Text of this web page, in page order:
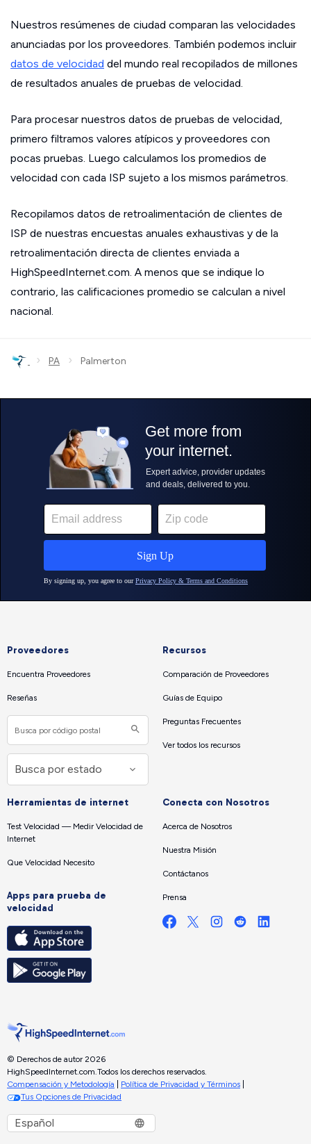
Nuestros resúmenes de ciudad comparan las velocidades
anunciadas por los proveedores. También podemos incluir
datos de velocidad del mundo real recopilados de millones
de resultados anuales de pruebas de velocidad.
Para procesar nuestros datos de pruebas de velocidad,
primero filtramos valores atípicos y proveedores con
pocas pruebas. Luego calculamos los promedios de
velocidad con cada ISP sujeto a los mismos parámetros.
Recopilamos datos de retroalimentación de clientes de
ISP de nuestras encuestas anuales exhaustivas y de la
retroalimentación directa de clientes enviada a
HighSpeedInternet.com. A menos que se indique lo
contrario, las calificaciones promedio se calculan a nivel
nacional.
› PA › Palmerton
Proveedores
Encuentra Proveedores
Reseñas
Recursos
Comparación de Proveedores
Guías de Equipo
Preguntas Frecuentes
Ver todos los recursos
Herramientas de internet
Test Velocidad — Medir Velocidad de
Internet
Que Velocidad Necesito
Apps para prueba de
velocidad
Conecta con Nosotros
Acerca de Nosotros
Nuestra Misión
Contáctanos
Prensa
© Derechos de autor 2026
HighSpeedInternet.com. Todos los derechos reservados.
Compensación y Metodología
Política de Privacidad y Términos
Tus Opciones de Privacidad